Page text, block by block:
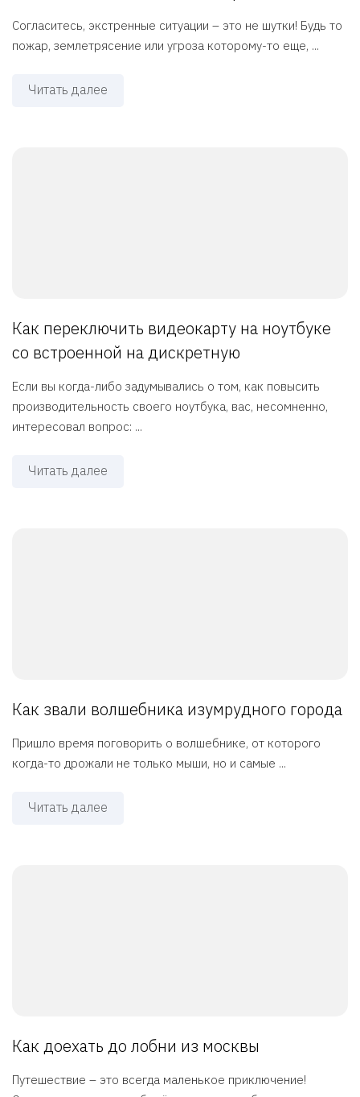
Согласитесь, экстренные ситуации – это не шутки! Будь то
пожар, землетрясение или угроза которому-то еще, ...
Читать далее
Как переключить видеокарту на ноутбуке
со встроенной на дискретную
Если вы когда-либо задумывались о том, как повысить
производительность своего ноутбука, вас, несомненно,
интересовал вопрос: ...
Читать далее
Как звали волшебника изумрудного города
Пришло время поговорить о волшебнике, от которого
когда-то дрожали не только мыши, но и самые ...
Читать далее
Как доехать до лобни из москвы
Путешествие – это всегда маленькое приключение!